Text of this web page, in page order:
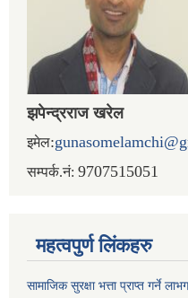
झपेन्द्रराज खरेल
इमेल:
सम्पर्क.नं: 9707515051
महत्वपुर्ण लिंकहरु
सामाजिक सुरक्षा भत्ता प्राप्त गर्ने